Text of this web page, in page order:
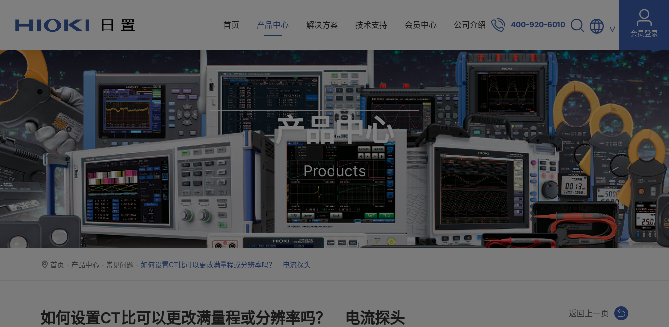
首页 产品中心 解决方案 技术支持 会员中心 公司介绍 400-920-6010 ∨ 会员登录
产品中心
Products
首页 - 产品中心- 常见问题 - 如何设置CT比可以更改满量程或分辨率吗？ 电流探头
如何设置CT比可以更改满量程或分辨率吗？ 电流探头 返回上一页